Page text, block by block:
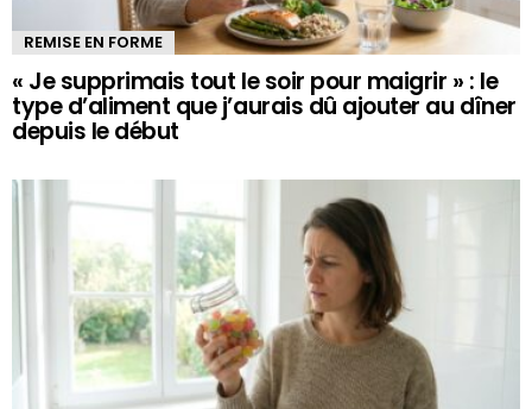
REMISE EN FORME
« Je supprimais tout le soir pour maigrir » : le
type d’aliment que j’aurais dû ajouter au dîner
depuis le début